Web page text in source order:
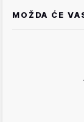
MOŽDA ĆE